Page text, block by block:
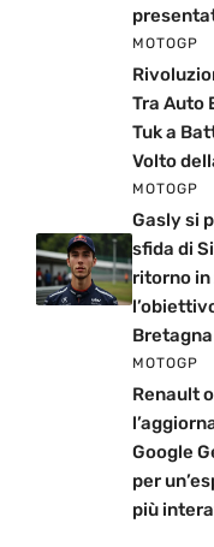
MOTOGP
Tra Auto
Tuk a
Volto
MOTOGP
Gasly si
sfida di
ritorno in
Bretagna
MOTOGP
Renault
Google
per
più